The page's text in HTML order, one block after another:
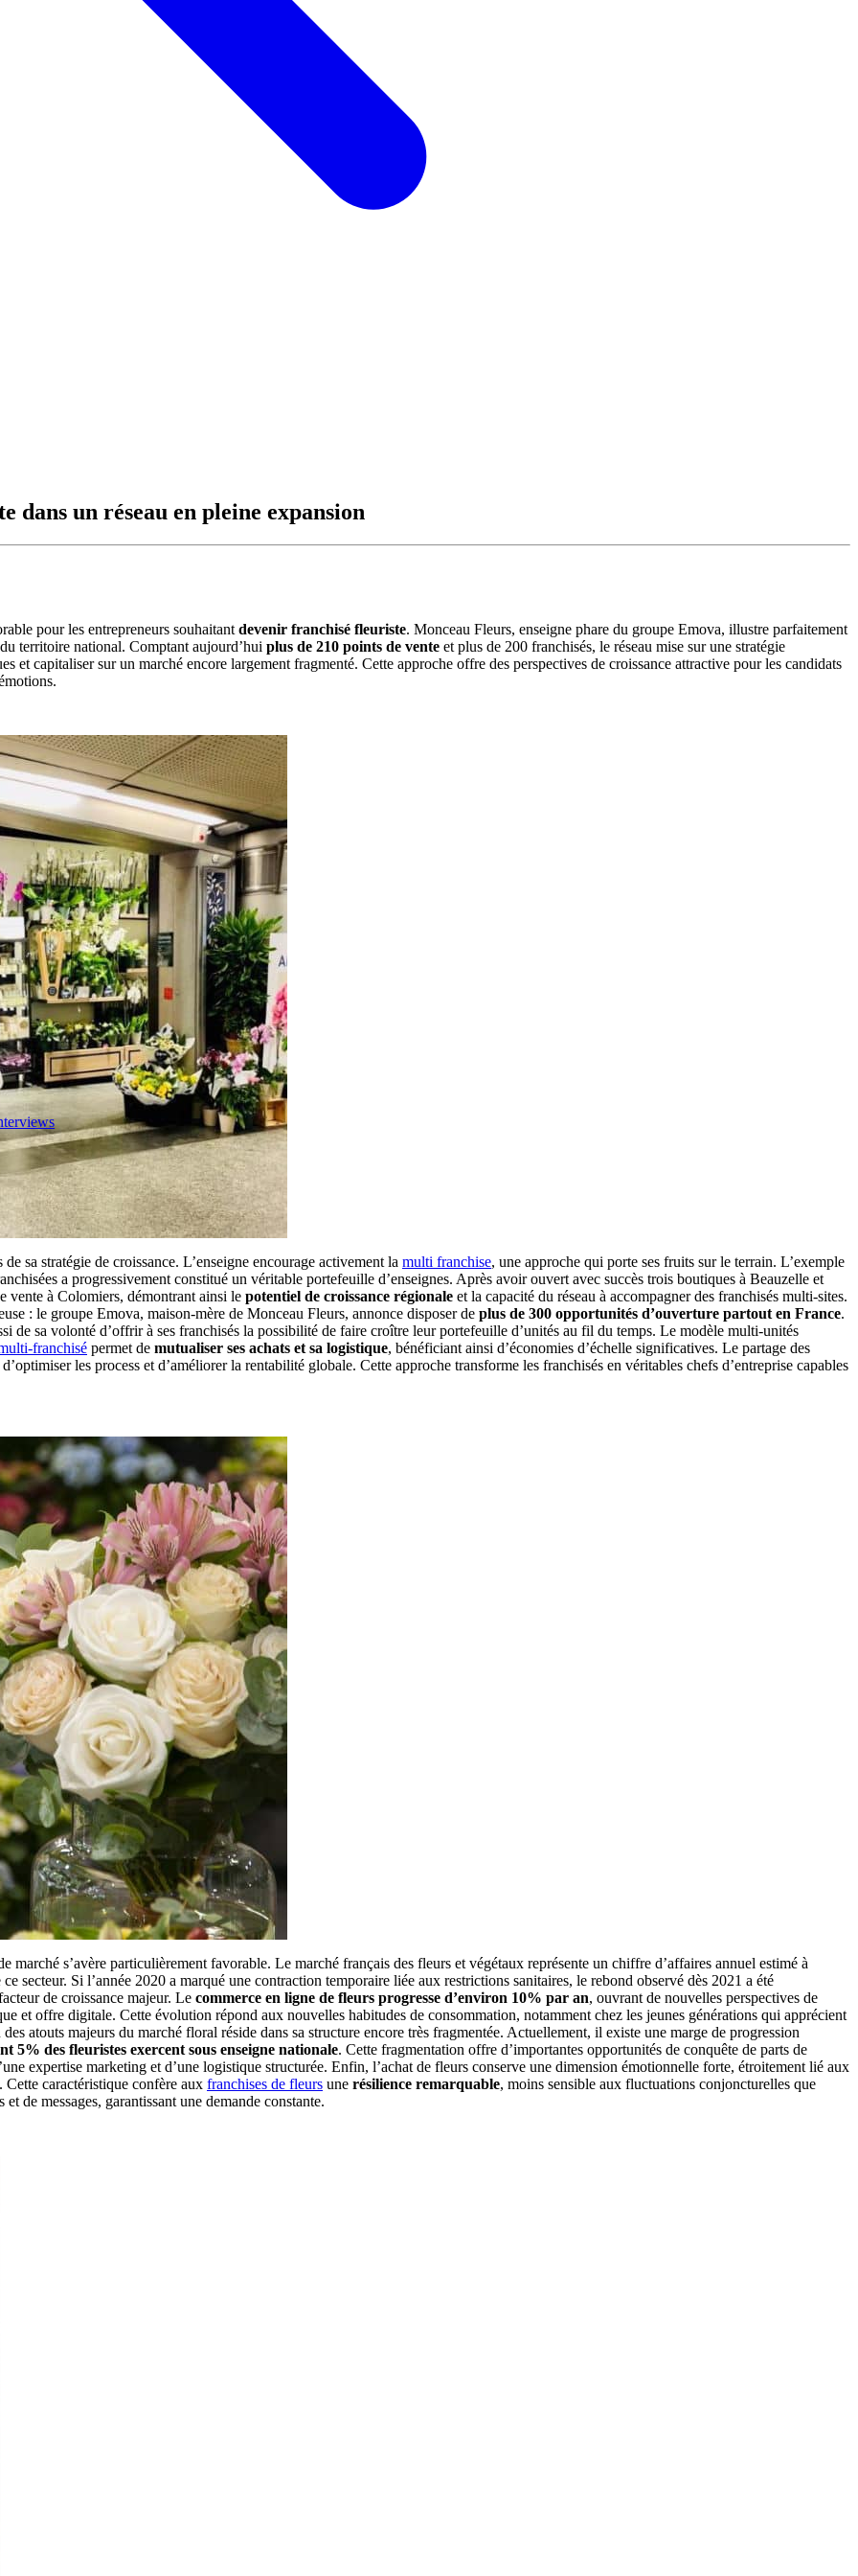
un réseau en pleine expansion
pour les entrepreneurs souhaitant devenir franchisé fleuriste. Monceau Fleurs, enseigne phare du groupe Emova, illustre parfaitement
territoire national. Comptant aujourd’hui plus de 210 points de vente et plus de 200 franchisés, le réseau mise sur une stratégie
et capitaliser sur un marché encore largement fragmenté. Cette approche offre des perspectives de croissance attractive pour les candidats
sa stratégie de croissance. L’enseigne encourage activement la multi franchise, une approche qui porte ses fruits sur le terrain. L’exemple
a progressivement constitué un véritable portefeuille d’enseignes. Après avoir ouvert avec succès trois boutiques à Beauzelle et
vente à Colomiers, démontrant ainsi le potentiel de croissance régionale et la capacité du réseau à accompagner des franchisés multi-sites.
: le groupe Emova, maison-mère de Monceau Fleurs, annonce disposer de plus de 300 opportunités d’ouverture partout en France.
de sa volonté d’offrir à ses franchisés la possibilité de faire croître leur portefeuille d’unités au fil du temps. Le modèle multi-unités
franchisé permet de mutualiser ses achats et sa logistique, bénéficiant ainsi d’économies d’échelle significatives. Le partage des
les process et d’améliorer la rentabilité globale. Cette approche transforme les franchisés en véritables chefs d’entreprise capables
marché s’avère particulièrement favorable. Le marché français des fleurs et végétaux représente un chiffre d’affaires annuel estimé à
secteur. Si l’année 2020 a marqué une contraction temporaire liée aux restrictions sanitaires, le rebond observé dès 2021 a été
de croissance majeur. Le commerce en ligne de fleurs progresse d’environ 10% par an, ouvrant de nouvelles perspectives de
et offre digitale. Cette évolution répond aux nouvelles habitudes de consommation, notamment chez les jeunes générations qui apprécient
atouts majeurs du marché floral réside dans sa structure encore très fragmentée. Actuellement, il existe une marge de progression
5% des fleuristes exercent sous enseigne nationale. Cette fragmentation offre d’importantes opportunités de conquête de parts de
expertise marketing et d’une logistique structurée. Enfin, l’achat de fleurs conserve une dimension émotionnelle forte, étroitement lié aux
caractéristique confère aux franchises de fleurs une résilience remarquable, moins sensible aux fluctuations conjoncturelles que
de messages, garantissant une demande constante.